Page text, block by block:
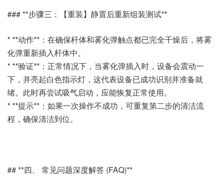
### **步骤三：【重装】静置后重新组装测试**
* **动作**：在确保杆体和雾化弹触点都已完全干燥后，将雾
化弹重新插入杆体中。
* **验证**：正常情况下，当雾化弹插入时，设备会震动一
下，并亮起白色指示灯，这代表设备已成功识别并准备就
绪。此时再尝试吸气启动，应能恢复正常使用。
* **提示**：如果一次操作不成功，可重复第二步的清洁流
程，确保清洁到位。
## **四、 常见问题深度解答 (FAQ)**